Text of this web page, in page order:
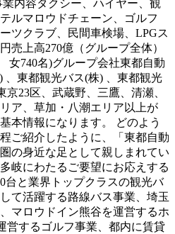
内容タクシー、ハイヤー、観
ルマロウドチェーン、ゴルフ
ツクラブ、民間車検場、LPGス
売上高270億（グループ全体）
女740名)グループ会社東都自動
、東都観光バス(株) 、東都観光
区、武蔵野、三鷹、清瀬、
ア、草加・八潮エリア以上が
本情報になります。 どのよう
ご紹介したように、「東都自動
の身近な足として親しまれてい
岐にわたるご要望にお応えする
台と業界トップクラスの観光バ
て活躍する路線バス事業、埼玉
マロウドイン熊谷を運営するホ
営するゴルフ事業、都内に賃貸